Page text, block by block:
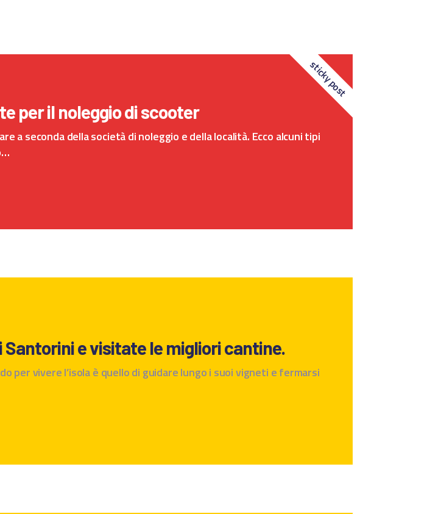
sticky post
per il noleggio di scooter
a seconda della società di noleggio e della località. Ecco alcuni tipi
e visitate le migliori cantine.
per vivere l’isola è quello di guidare lungo i suoi vigneti e fermarsi